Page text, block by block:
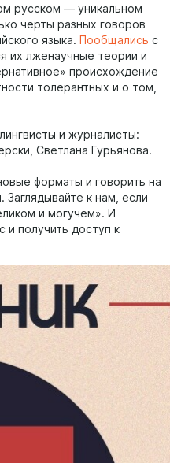
русском — уникальном
черты разных говоров
языка. Пообщались с
их лженаучные теории и
происхождение
толерантных и о том,
и журналисты:
Светлана Гурьянова.
форматы и говорить на
к нам, если
и могучем». И
и получить доступ к